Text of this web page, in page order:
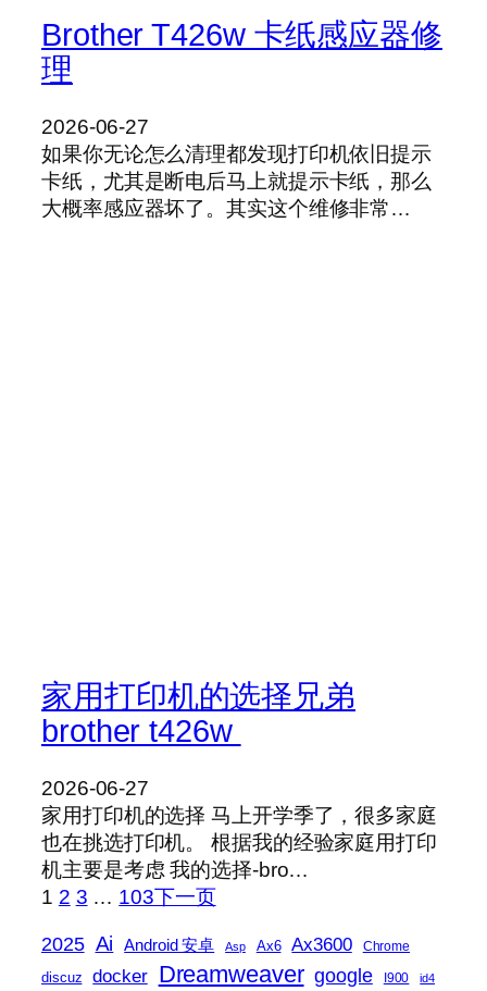
Brother T426w 卡纸感应器修
理
2026-06-27
如果你无论怎么清理都发现打印机依旧提示
卡纸，尤其是断电后马上就提示卡纸，那么
大概率感应器坏了。其实这个维修非常…
家用打印机的选择兄弟
brother t426w
2026-06-27
家用打印机的选择 马上开学季了，很多家庭
也在挑选打印机。 根据我的经验家庭用打印
机主要是考虑 我的选择-bro…
1 2 3 … 103下一页
2025 Ai Android 安卓 Asp Ax6 Ax3600 Chrome
discuz docker Dreamweaver google I900 id4